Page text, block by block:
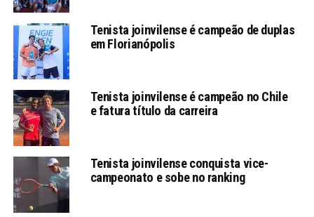
Tenista joinvilense é campeão de duplas
em Florianópolis
Tenista joinvilense é campeão no Chile
e fatura título da carreira
Tenista joinvilense conquista vice-
campeonato e sobe no ranking